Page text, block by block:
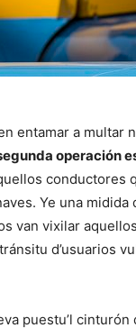
entamar a multar
operación
conductores
Ye una midida
van vixilar
d’usuarios
puestu’l cinturón